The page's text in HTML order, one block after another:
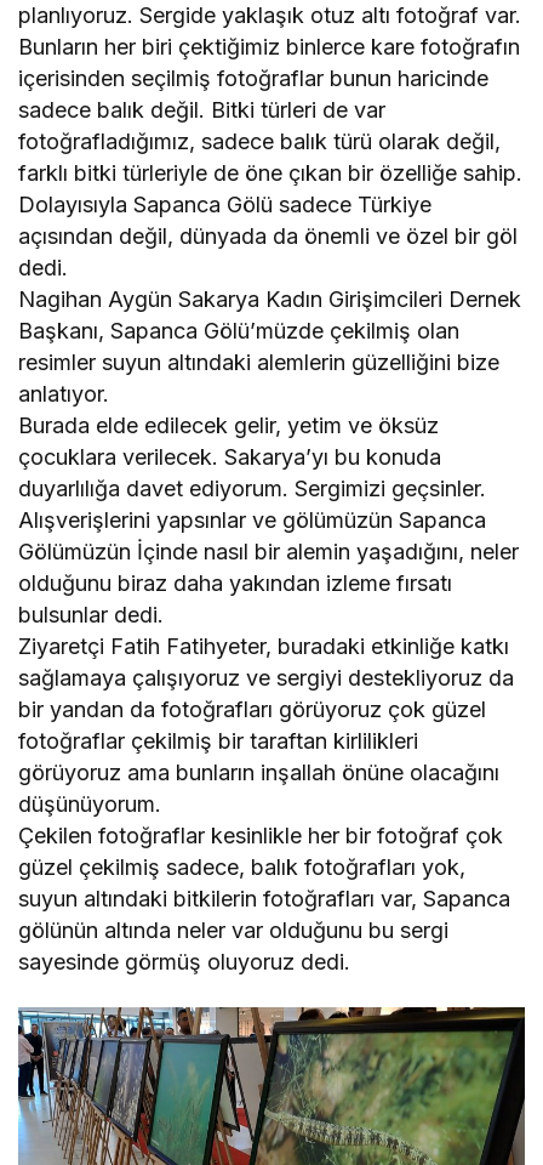
planlıyoruz. Sergide yaklaşık otuz altı fotoğraf var.
Bunların her biri çektiğimiz binlerce kare fotoğrafın
içerisinden seçilmiş fotoğraflar bunun haricinde
sadece balık değil. Bitki türleri de var
fotoğrafladığımız, sadece balık türü olarak değil,
farklı bitki türleriyle de öne çıkan bir özelliğe sahip.
Dolayısıyla Sapanca Gölü sadece Türkiye
açısından değil, dünyada da önemli ve özel bir göl
dedi.
Nagihan Aygün Sakarya Kadın Girişimcileri Dernek
Başkanı, Sapanca Gölü’müzde çekilmiş olan
resimler suyun altındaki alemlerin güzelliğini bize
anlatıyor.
Burada elde edilecek gelir, yetim ve öksüz
çocuklara verilecek. Sakarya’yı bu konuda
duyarlılığa davet ediyorum. Sergimizi geçsinler.
Alışverişlerini yapsınlar ve gölümüzün Sapanca
Gölümüzün İçinde nasıl bir alemin yaşadığını, neler
olduğunu biraz daha yakından izleme fırsatı
bulsunlar dedi.
Ziyaretçi Fatih Fatihyeter, buradaki etkinliğe katkı
sağlamaya çalışıyoruz ve sergiyi destekliyoruz da
bir yandan da fotoğrafları görüyoruz çok güzel
fotoğraflar çekilmiş bir taraftan kirlilikleri
görüyoruz ama bunların inşallah önüne olacağını
düşünüyorum.
Çekilen fotoğraflar kesinlikle her bir fotoğraf çok
güzel çekilmiş sadece, balık fotoğrafları yok,
suyun altındaki bitkilerin fotoğrafları var, Sapanca
gölünün altında neler var olduğunu bu sergi
sayesinde görmüş oluyoruz dedi.